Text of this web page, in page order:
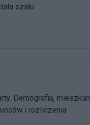
szału
Demografia,
i rozliczenia